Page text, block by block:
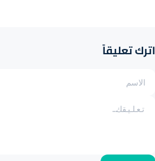
اترك تعليقاً